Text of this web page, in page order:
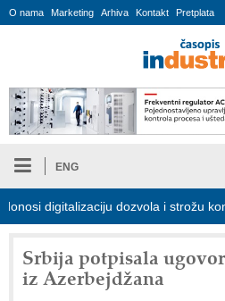
O nama Marketing Arhiva Kontakt Pretplata
ENG
digitalizaciju dozvola i strožu kontrolu
Srbija potpisala
iz Azerbejdžana